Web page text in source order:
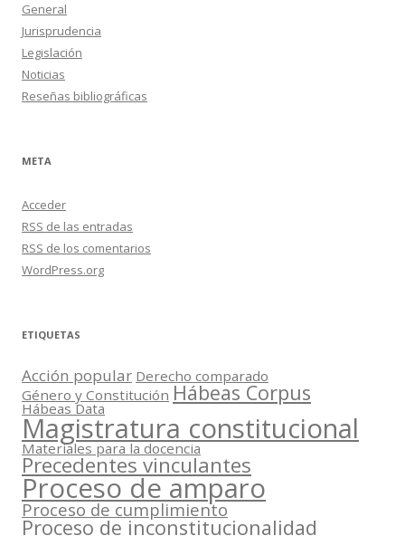
General
Jurisprudencia
Legislación
Noticias
Reseñas bibliográficas
META
Acceder
RSS de las entradas
RSS de los comentarios
WordPress.org
ETIQUETAS
Acción popular Derecho comparado
Género y Constitución Hábeas Corpus
Hábeas Data
Magistratura constitucional
Materiales para la docencia
Precedentes vinculantes
Proceso de amparo
Proceso de cumplimiento
Proceso de inconstitucionalidad